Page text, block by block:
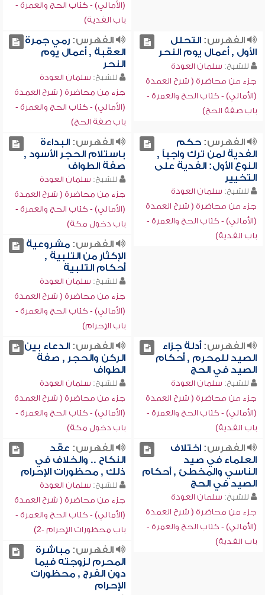
(الأمالي) - كتاب الحج والعمرة -
باب الفدية)
الفهرس:التحلل
الأول , أعمال يوم النحر
للشيخ: سلمان العودة
جزء من محاضرة ( شرح العمدة
(الأمالي) - كتاب الحج والعمرة -
باب صفة الحج)
الفهرس:رمي جمرة
العقبة , أعمال يوم
النحر
للشيخ: سلمان العودة
جزء من محاضرة ( شرح العمدة
(الأمالي) - كتاب الحج والعمرة -
باب صفة الحج)
الفهرس:حكم
الفدية لمن ترك واجباً ,
النوع الأول: الفدية على
التخيير
للشيخ: سلمان العودة
جزء من محاضرة ( شرح العمدة
(الأمالي) - كتاب الحج والعمرة -
باب الفدية)
الفهرس:البداءة
باستلام الحجر الأسود ,
صفة الطواف
للشيخ: سلمان العودة
جزء من محاضرة ( شرح العمدة
(الأمالي) - كتاب الحج والعمرة -
باب دخول مكة)
الفهرس:مشروعية
الإكثار من التلبية ,
أحكام التلبية
للشيخ: سلمان العودة
جزء من محاضرة ( شرح العمدة
(الأمالي) - كتاب الحج والعمرة -
باب الإحرام)
الفهرس:أدلة جزاء
الصيد للمحرم , أحكام
الصيد في الحج
للشيخ: سلمان العودة
جزء من محاضرة ( شرح العمدة
(الأمالي) - كتاب الحج والعمرة -
باب الفدية)
الفهرس:الدعاء بين
الركن والحجر , صفة
الطواف
للشيخ: سلمان العودة
جزء من محاضرة ( شرح العمدة
(الأمالي) - كتاب الحج والعمرة -
باب دخول مكة)
الفهرس:اختلاف
العلماء في صيد
الناسي والمخطئ , أحكام
الصيد في الحج
للشيخ: سلمان العودة
جزء من محاضرة ( شرح العمدة
(الأمالي) - كتاب الحج والعمرة -
باب الفدية)
الفهرس: عقد
النكاح .. والخلاف في
ذلك , محظورات الإحرام
للشيخ: سلمان العودة
جزء من محاضرة ( شرح العمدة
(الأمالي) - كتاب الحج والعمرة -
باب محظورات الإحرام -2)
الفهرس:مباشرة
المحرم لزوجته فيما
دون الفرج , محظورات
الإحرام